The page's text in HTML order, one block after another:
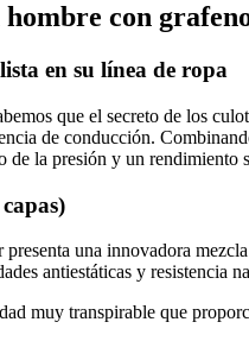
con
en su línea de ropa
que el secreto de los
de conducción.
la presión y un rendimiento
una innovadora
antiestáticas y resistencia
muy transpirable que